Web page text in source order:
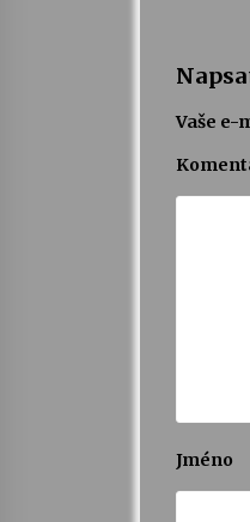
Vaše e-
Jméno